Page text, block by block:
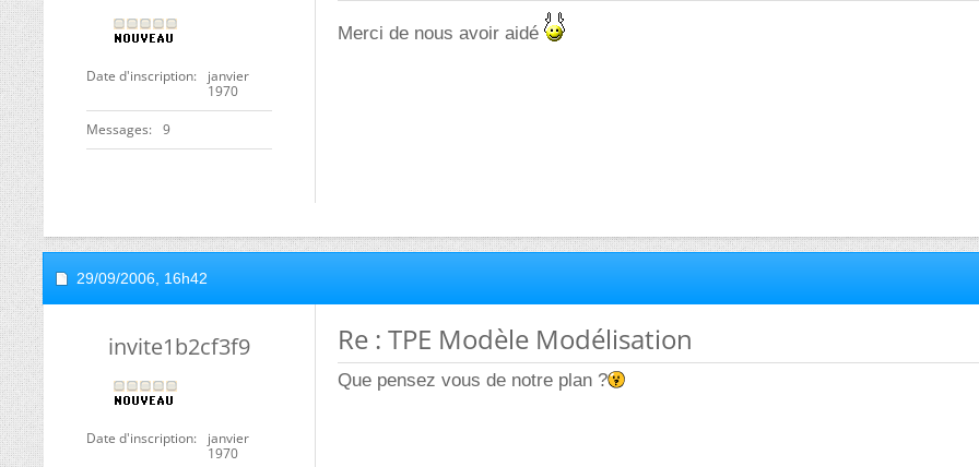
Date d'inscription
janvier
1970
Messages 9
Merci de nous avoir aidé
29/09/2006, 16h42
invite1b2cf3f9
Date d'inscription
janvier
1970
Re : TPE Modèle Modélisation
Que pensez vous de notre plan ?